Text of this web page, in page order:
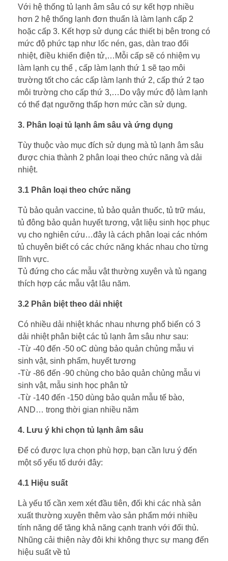
Với hệ thống tủ lạnh âm sâu có sự kết hợp nhiều
hơn 2 hệ thống lạnh đơn thuẩn là làm lạnh cấp 2
hoặc cấp 3. Kết hợp sử dụng các thiết bị bên trong có
mức độ phức tạp như lốc nén, gas, dàn trao đổi
nhiệt, điều khiển điện tử,…Mỗi cấp sẽ có nhiệm vụ
làm lạnh cụ thể , cấp làm lạnh thứ 1 sẽ tạo môi
trường tốt cho các cấp làm lạnh thứ 2, cấp thứ 2 tạo
môi trường cho cấp thứ 3,…Do vậy mức độ làm lạnh
có thể đạt ngưỡng thấp hơn mức cần sử dụng.
3. Phân loại tủ lạnh âm sâu và ứng dụng
Tùy thuộc vào mục đích sử dụng mà tủ lạnh âm sâu
được chia thành 2 phân loại theo chức năng và dải
nhiệt.
3.1 Phân loại theo chức năng
Tủ bảo quản vaccine, tủ bảo quản thuốc, tủ trữ máu,
tủ đông bảo quản huyết tương, vật liệu sinh học phục
vụ cho nghiên cứu…đây là cách phân loại các nhóm
tủ chuyên biết có các chức năng khác nhau cho từng
lĩnh vực.
Tủ đứng cho các mẫu vật thường xuyên và tủ ngang
thích hợp các mẫu vật lâu năm.
3.2 Phân biệt theo dải nhiệt
Có nhiều dải nhiệt khác nhau nhưng phổ biến có 3
dải nhiệt phân biệt các tủ lạnh âm sâu như sau:
-Từ -40 đến -50 oC dùng bảo quản chủng mẫu vi
sinh vật, sinh phẩm, huyết tương
-Từ -86 đến -90 chùng cho bảo quản chủng mẫu vi
sinh vật, mẫu sinh học phân tử
-Từ -140 đến -150 dùng bảo quản mẫu tế bào,
AND… trong thời gian nhiều năm
4. Lưu ý khi chọn tủ lạnh âm sâu
Để có được lựa chọn phù hợp, bạn cần lưu ý đến
một số yếu tố dưới đây:
4.1 Hiệu suất
Là yếu tố cần xem xét đầu tiên, đối khi các nhà sản
xuất thường xuyên thêm vào sản phẩm mới nhiều
tính năng dể tăng khả năng cạnh tranh với đối thủ.
Nhũng cải thiện này đôi khi không thực sự mang đến
hiệu suất về tủ